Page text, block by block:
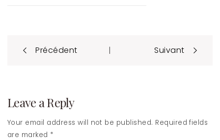
Post
navigation
Précédent | Suivant
Leave a Reply
Your email address will not be published. Required fields
are marked *